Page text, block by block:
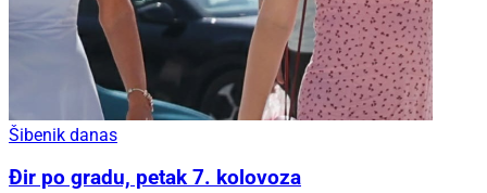
Šibenik danas
Đir po gradu, petak 7. kolovoza